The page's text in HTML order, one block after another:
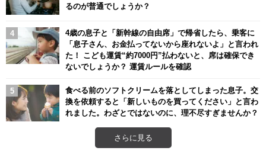
るのが普通でしょうか？
4歳の息子と「新幹線の自由席」で帰省したら、乗客に
「息子さん、お金払ってないから座れないよ」と言われ
た！ こども運賃“約7000円”払わないと、席は確保でき
ないでしょうか？ 運賃ルールを確認
食べる前のソフトクリームを落としてしまった息子。交
換を依頼すると「新しいものを買ってください」と言わ
れました。わざとではないのに、理不尽すぎませんか？
さらに見る